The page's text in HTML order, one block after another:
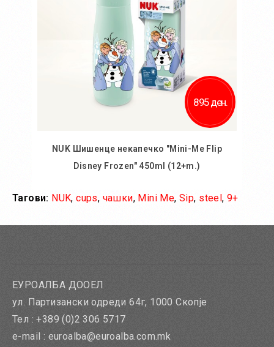
895 ден.
NUK Шишенце некапечко "Mini-Me Flip
Disney Frozen" 450ml (12+m.)
Во кошничка
Тагови: NUK,cups, чашки, Mini Me,Sip, steel, 9+
ЕУРОАЛБА ДООЕЛ
ул. Партизански одреди 64г, 1000 Скопје
Тел : +389 (0)2 306 5717
e-mail : euroalba@euroalba.com.mk